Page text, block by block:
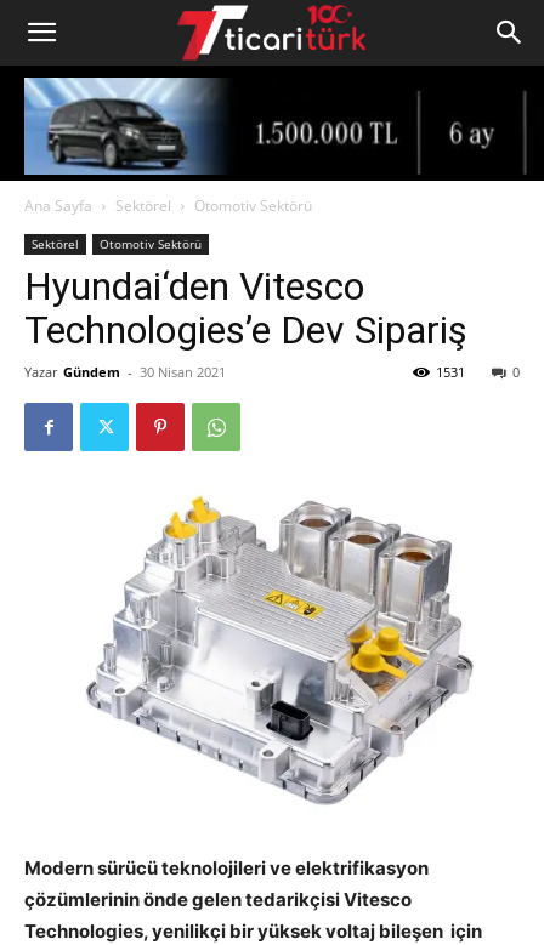
Ana Sayfa Sektörel Otomotiv Sektörü
Sektörel Otomotiv Sektörü
Hyundai‘den Vitesco
Technologies’e Dev Sipariş
Yazar Gündem - 30 Nisan 2021 0
1531
Modern sürücü teknolojileri ve elektrifikasyon
çözümlerinin önde gelen tedarikçisi Vitesco
Technologies, yenilikçi bir yüksek voltaj bileşen için